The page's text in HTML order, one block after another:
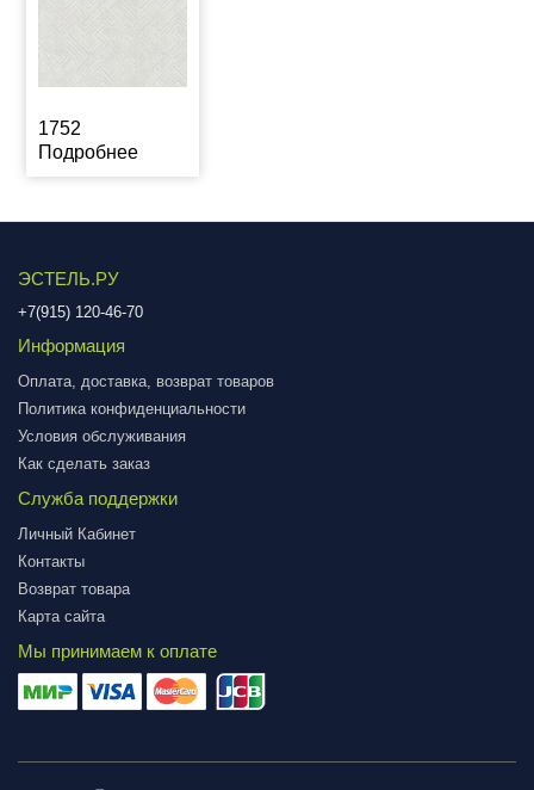
1752
Подробнее
ЭСТЕЛЬ.РУ
+7(915) 120-46-70
Информация
Оплата, доставка, возврат товаров
Политика конфиденциальности
Условия обслуживания
Как сделать заказ
Служба поддержки
Личный Кабинет
Контакты
Возврат товара
Карта сайта
Мы принимаем к оплате